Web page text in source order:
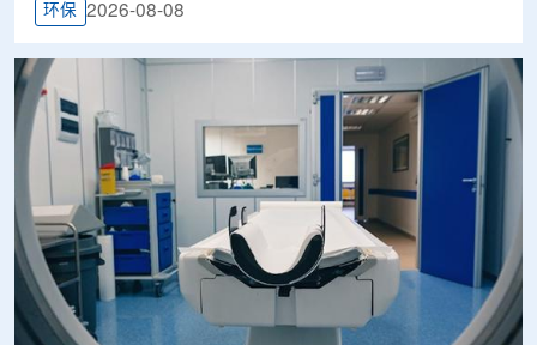
环保 2026-08-08